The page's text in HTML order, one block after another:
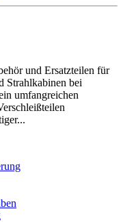
und Ersatzteilen für
Strahlkabinen bei
umfangreichen